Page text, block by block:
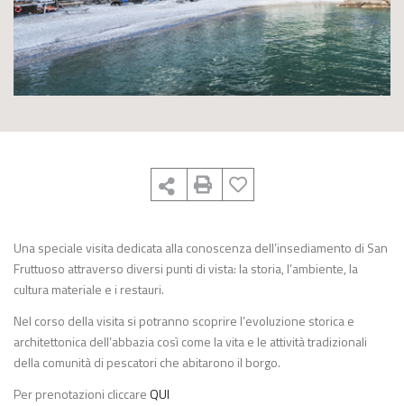
Una speciale visita dedicata alla conoscenza dell’insediamento di San
Fruttuoso attraverso diversi punti di vista: la storia, l’ambiente, la
cultura materiale e i restauri.
Nel corso della visita si potranno scoprire l’evoluzione storica e
architettonica dell’abbazia così come la vita e le attività tradizionali
della comunità di pescatori che abitarono il borgo.
Per prenotazioni cliccare QUI